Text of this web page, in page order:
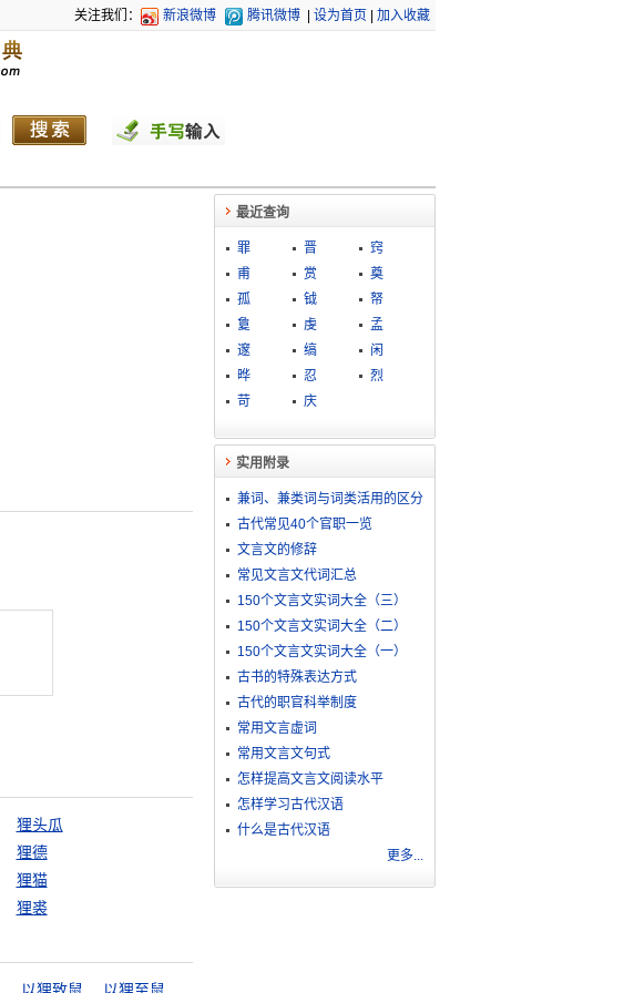
关注我们： 新浪微博 腾讯微博 设为首页 加入收藏
狸头瓜
狸德
狸猫
狸裘
最近查询
罪 晋
窍
甫
赏
奠
孤
钺
帑
敻
虔
孟
邃
缟
闲
晔
忍
烈
苛
庆
实用附录
兼词、兼类词与词类活用的区分
古代常见40个官职一览
文言文的修辞
常见文言文代词汇总
150个文言文实词大全（三）
150个文言文实词大全（二）
150个文言文实词大全（一）
古书的特殊表达方式
古代的职官科举制度
常用文言虚词
常用文言文句式
怎样提高文言文阅读水平
怎样学习古代汉语
什么是古代汉语
更多...